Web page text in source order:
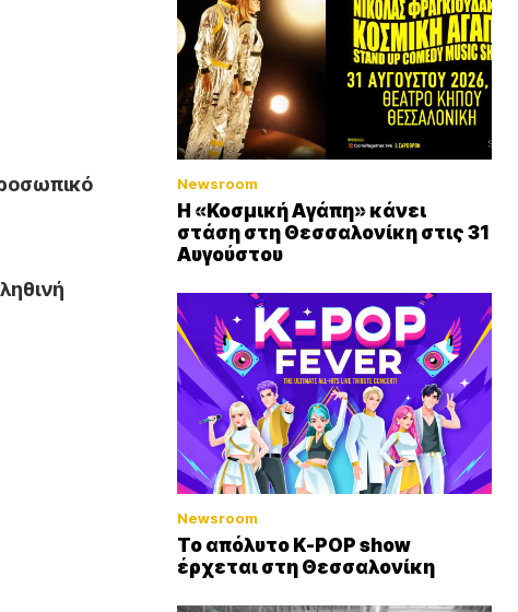
Newsroom
Η «Κοσμική Αγάπη» κάνει
στάση στη Θεσσαλονίκη στις 31
Αυγούστου
Newsroom
Το απόλυτο K-POP show
έρχεται στη Θεσσαλονίκη